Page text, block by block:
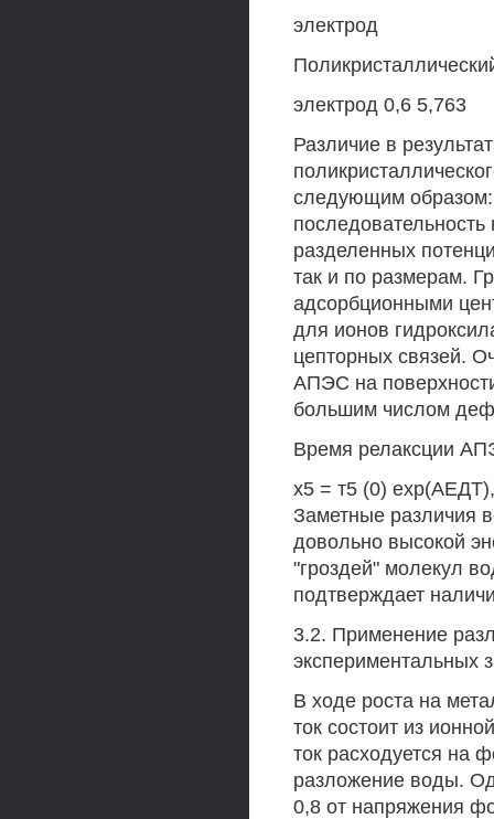
электрод
электрод 0,6 5,763
Различие в
следующим образом:
разделенных
так и по размерам.
адсорбционными
для ионов
цепторных связей.
АПЭС на
большим числом
Время релаксции
х5 = т5 (0)
Заметные различия
довольно высокой
"гроздей" молекул
подтверждает
3.2. Применение
экспериментальных
В ходе роста на
ток состоит из
ток расходуется на
разложение воды.
0,8 от напряжения